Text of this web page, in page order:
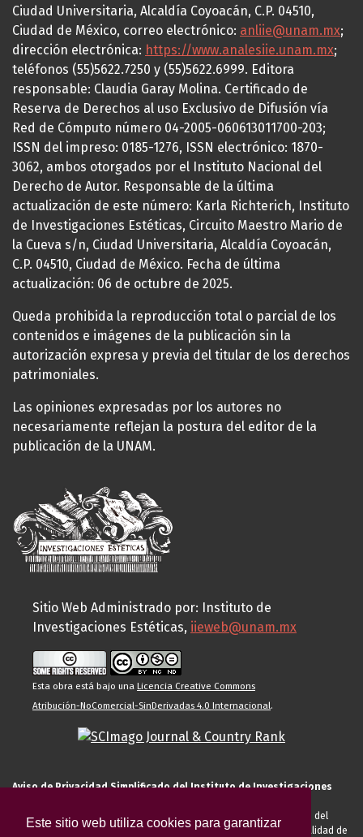
Este sitio web utiliza cookies para garantizar
Ciudad Universitaria, Alcaldía Coyoacán, C.P. 04510,
Ciudad de México, correo electrónico: anliie@unam.mx;
dirección electrónica: https://www.analesiie.unam.mx;
teléfonos (55)5622.7250 y (55)5622.6999. Editora
responsable: Claudia Garay Molina. Certificado de
Reserva de Derechos al uso Exclusivo de Difusión vía
Red de Cómputo número 04-2005-060613011700-203;
ISSN del impreso: 0185-1276, ISSN electrónico: 1870-
3062, ambos otorgados por el Instituto Nacional del
Derecho de Autor. Responsable de la última
actualización de este número: Karla Richterich, Instituto
de Investigaciones Estéticas, Circuito Maestro Mario de
la Cueva s/n, Ciudad Universitaria, Alcaldía Coyoacán,
C.P. 04510, Ciudad de México. Fecha de última
actualización: 06 de octubre de 2025.
Queda prohibida la reproducción total o parcial de los
contenidos e imágenes de la publicación sin la
autorización expresa y previa del titular de los derechos
patrimoniales.
Las opiniones expresadas por los autores no
necesariamente reflejan la postura del editor de la
publicación de la UNAM.
Sitio Web Administrado por: Instituto de
Investigaciones Estéticas, iieweb@unam.mx
Esta obra está bajo una Licencia Creative Commons
Atribución-NoComercial-SinDerivadas 4.0 Internacional.
Aviso de Privacidad Simplificado del Instituto de Investigaciones
El Instituto de Investigaciones Estéticas de la UNAM, es responsable del
tratamiento de sus datos personales para el registro de usted en calidad de